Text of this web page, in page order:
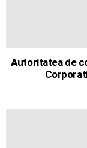
Autoritatea de